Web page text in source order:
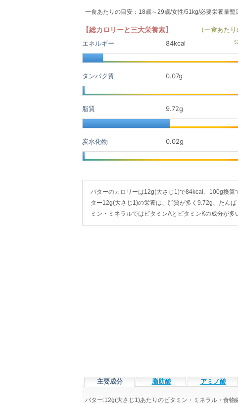
一食あたりの目安：18歳～29歳/女性/51kg/必要栄養量
【総カロリーと三大栄養素】
（一食あたり
エネルギー
84kcal
タンパク質 0.07g
脂質 9.72g
炭水化物 0.02g
バターのカロリーは12g(大さじ1)で84kcal、100g換
ター12g(大さじ1)の栄養は、脂質が多く9.72g、たん
ミン・ミネラルではビタミンAとビタミンKの成分が多
主要成分 脂肪酸 アミノ酸
バター:12g(大さじ1)あたりのビタミン・ミネラル・食物